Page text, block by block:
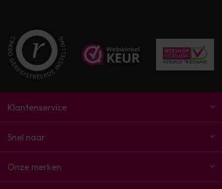
Klantenservice
Snel naar
Onze merken